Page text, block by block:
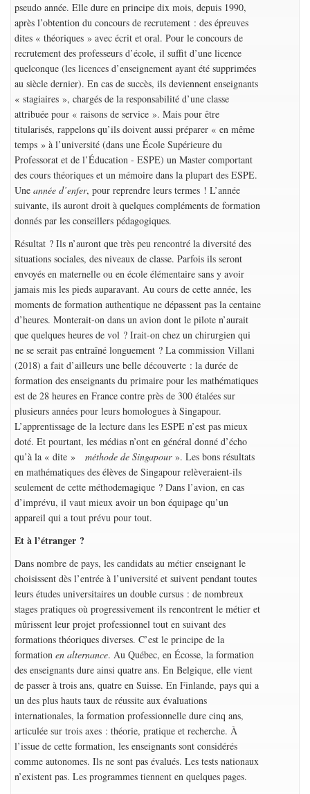
pseudo année. Elle dure en principe dix mois, depuis 1990,
après l’obtention du concours de recrutement : des épreuves
dites « théoriques » avec écrit et oral. Pour le concours de
recrutement des professeurs d’école, il suffit d’une licence
quelconque (les licences d’enseignement ayant été supprimées
au siècle dernier). En cas de succès, ils deviennent enseignants
« stagiaires », chargés de la responsabilité d’une classe
attribuée pour « raisons de service ». Mais pour être
titularisés, rappelons qu’ils doivent aussi préparer « en même
temps » à l’université (dans une École Supérieure du
Professorat et de l’Éducation - ESPE) un Master comportant
des cours théoriques et un mémoire dans la plupart des ESPE.
Une année d’enfer, pour reprendre leurs termes ! L’année
suivante, ils auront droit à quelques compléments de formation
donnés par les conseillers pédagogiques.
Résultat ? Ils n’auront que très peu rencontré la diversité des
situations sociales, des niveaux de classe. Parfois ils seront
envoyés en maternelle ou en école élémentaire sans y avoir
jamais mis les pieds auparavant. Au cours de cette année, les
moments de formation authentique ne dépassent pas la centaine
d’heures. Monterait-on dans un avion dont le pilote n’aurait
que quelques heures de vol ? Irait-on chez un chirurgien qui
ne se serait pas entraîné longuement ? La commission Villani
(2018) a fait d’ailleurs une belle découverte : la durée de
formation des enseignants du primaire pour les mathématiques
est de 28 heures en France contre près de 300 étalées sur
plusieurs années pour leurs homologues à Singapour.
L’apprentissage de la lecture dans les ESPE n’est pas mieux
doté. Et pourtant, les médias n’ont en général donné d’écho
qu’à la « dite » méthode de Singapour». Les bons résultats
en mathématiques des élèves de Singapour relèveraient-ils
seulement de cette méthodemagique ? Dans l’avion, en cas
d’imprévu, il vaut mieux avoir un bon équipage qu’un
appareil qui a tout prévu pour tout.
Et à l’étranger ?
Dans nombre de pays, les candidats au métier enseignant le
choisissent dès l’entrée à l’université et suivent pendant toutes
leurs études universitaires un double cursus : de nombreux
stages pratiques où progressivement ils rencontrent le métier et
mûrissent leur projet professionnel tout en suivant des
formations théoriques diverses. C’est le principe de la
formation en alternance. Au Québec, en Écosse, la formation
des enseignants dure ainsi quatre ans. En Belgique, elle vient
de passer à trois ans, quatre en Suisse. En Finlande, pays qui a
un des plus hauts taux de réussite aux évaluations
internationales, la formation professionnelle dure cinq ans,
articulée sur trois axes : théorie, pratique et recherche. À
l’issue de cette formation, les enseignants sont considérés
comme autonomes. Ils ne sont pas évalués. Les tests nationaux
n’existent pas. Les programmes tiennent en quelques pages.